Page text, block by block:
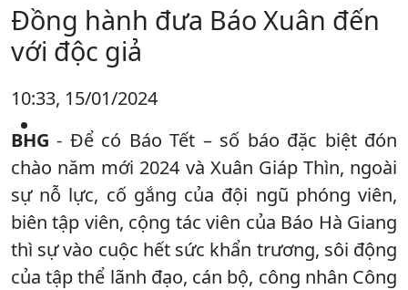
Đồng hành đưa Báo Xuân đến
với độc giả
10:33, 15/01/2024
BHG- Để có Báo Tết – số báo đặc biệt đón
chào năm mới 2024 và Xuân Giáp Thìn, ngoài
sự nỗ lực, cố gắng của đội ngũ phóng viên,
biên tập viên, cộng tác viên của Báo Hà Giang
thì sự vào cuộc hết sức khẩn trương, sôi động
của tập thể lãnh đạo, cán bộ, công nhân Công